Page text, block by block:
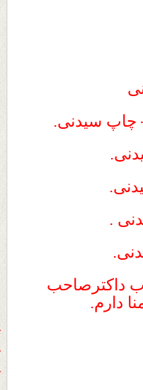
چاپ سیدنی.
.
داکترصاحب
دارم.